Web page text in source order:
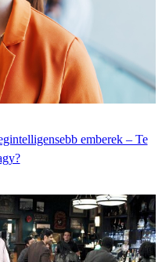
emberek – Te